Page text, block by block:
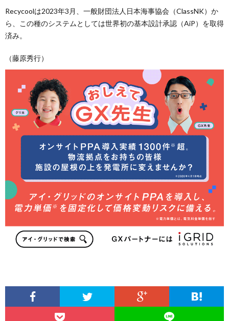
Recycoolは2023年3月、一般財団法人日本海事協会（ClassNK）か
ら、この種のシステムとしては世界初の基本設計承認（AiP）を取得
済み。
（藤原秀行）